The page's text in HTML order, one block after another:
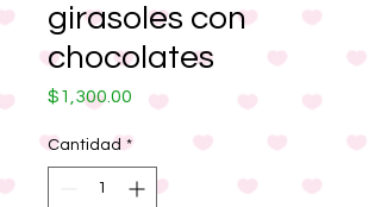
girasoles con
chocolates
$1,300.00 Precio
Cantidad *